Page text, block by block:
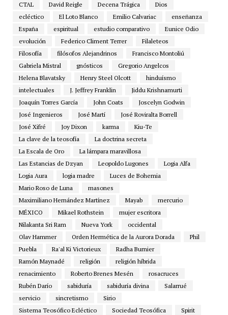
CTAL
David Reigle Decena Trágica
Dios
ecléctico
El Loto Blanco Emilio Calvariac
enseñanza
España
espiritual estudio comparativo
Eunice Odio
evolución
Federico Climent Terrer
Filaleteos
Filosofía
filósofos Alejandrinos
Francisco Montoliú
Gabriela Mistral
gnósticos
Gregorio Angelcos
Helena Blavatsky
Henry Steel Olcott
hinduísmo
intelectuales
J. Jeffrey Franklin
Jiddu Krishnamurti
Joaquín Torres García
John Coats
Joscelyn Godwin
José Ingenieros
José Martí
José Roviralta Borrell
José Xifré
Joy Dixon karma
Kiu-Te
La clave de la teosofía
La doctrina secreta
La Escala de Oro
La lámpara maravillosa
Las Estancias de Dzyan
Leopoldo Lugones
Logia Alfa
Logia Aura
logia madre
Luces de Bohemia
Mario Roso de Luna
masones
Maximiliano Hernández Martínez
Mayab
mercurio
MÉXICO
Mikael Rothstein
mujer escritora
Nilakanta Sri Ram
Nueva York
occidental
Olav Hammer
Orden Hermética de la Aurora Dorada
Phil
Puebla
Ra'al Ki Victorieux
Radha Burnier
Ramón Maynadé
religión
religión híbrida
renacimiento
Roberto Brenes Mesén
rosacruces
Rubén Darío
sabiduría sabiduría divina
Salarrué
servicio
sincretismo
Sirio
Sistema Teosófico Ecléctico
Sociedad Teosófica
Spirit